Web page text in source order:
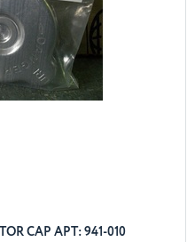
CAP АРТ: 941-010